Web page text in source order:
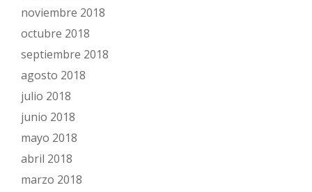
noviembre 2018
octubre 2018
septiembre 2018
agosto 2018
julio 2018
junio 2018
mayo 2018
abril 2018
marzo 2018